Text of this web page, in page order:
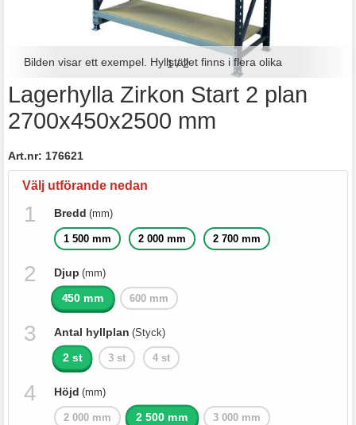
Lagerhylla Zirkon Start 2 plan
2700x450x2500 mm
Art.nr: 176621
Välj utförande nedan
Bredd (mm)
1 500 mm 2 000 mm 2 700 mm
Djup (mm)
450 mm 600 mm
Antal hyllplan (Styck)
2 st 3 st 4 st
Höjd (mm)
2 000 mm 2 500 mm 3 000 mm
Bilden visar ett exempel. Hyllstället finns i flera olika
utföranden.
1/2